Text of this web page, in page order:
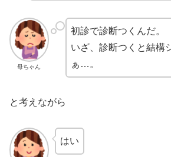
母ちゃん
初診で診断つくんだ。
いざ、診断つくと結構
ぁ…。
と考えながら
はい